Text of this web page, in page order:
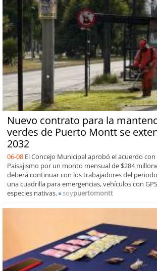
Nuevo contrato para la
verdes de Puerto Montt se
2032
06-08 El Concejo Municipal aprobó el acuerdo
Paisajismo por un monto mensual de $284
deberá continuar con los trabajadores del
una cuadrilla para emergencias, vehículos con
especies nativas.
soypuertomontt